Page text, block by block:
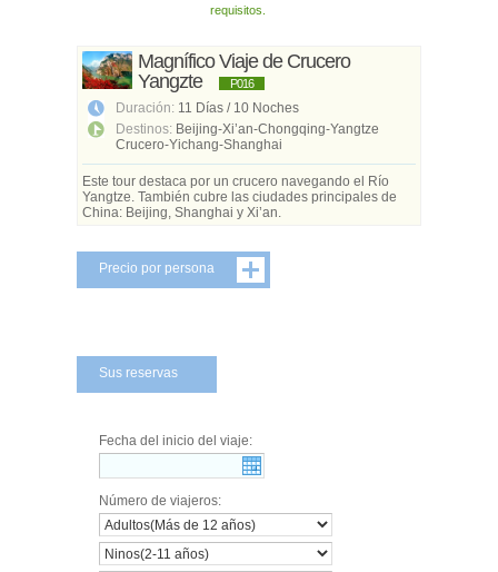
requisitos.
Magnífico Viaje de Crucero
Yangzte
P016
Duración: 11 Días / 10 Noches
Destinos: Beijing-Xi’an-Chongqing-Yangtze
Crucero-Yichang-Shanghai
Este tour destaca por un crucero navegando el Río
Yangtze. También cubre las ciudades principales de
China: Beijing, Shanghai y Xi’an.
Precio por persona
Sus reservas
Fecha del inicio del viaje:
Número de viajeros: